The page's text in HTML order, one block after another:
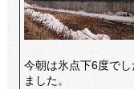
今朝は氷点下6度で
ました。